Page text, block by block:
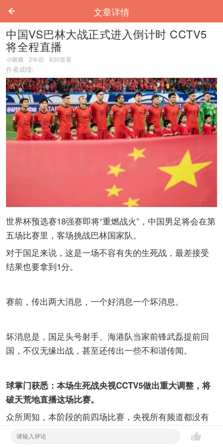
文章详情
中国VS巴林大战正式进入倒计时 CCTV5
将全程直播
小啾啾 2年前 830查看
作者成绩:
世界杯预选赛18强赛即将“重燃战火”，中国男足将会在第
五场比赛里，客场挑战巴林国家队。
对于国足来说，这是一场不容有失的生死战，最差接受
结果也要拿到1分。
赛前，传出两大消息，一个好消息一个坏消息。
坏消息是，国足头号射手、海港队当家前锋武磊提前回
国，不仅无缘出战，甚至还传出一些不和谐传闻。
球掌门获悉：本场生死战央视CCTV5做出重大调整，将
破天荒地直播这场比赛。
众所周知，本阶段的前四场比赛，央视所有频道都没有
直播国足的比赛，使得一些关心国足的球迷表示遗憾和